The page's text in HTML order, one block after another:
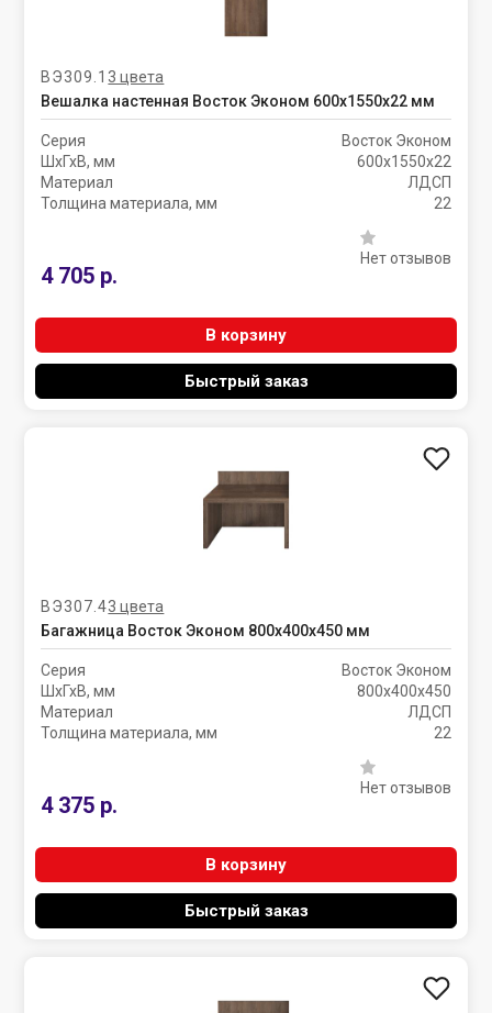
ВЭ309.1 3 цвета
Вешалка настенная Восток Эконом 600х1550х22 мм
Серия
Восток Эконом
ШхГхВ, мм
600х1550х22
Материал
ЛДСП
Толщина материала, мм
22
4 705 р.
Нет отзывов
В корзину
Быстрый заказ
ВЭ307.43 цвета
Багажница Восток Эконом 800х400х450 мм
Серия
Восток Эконом
ШхГхВ, мм
800х400х450
Материал
ЛДСП
Толщина материала, мм
22
4 375 р.
Нет отзывов
В корзину
Быстрый заказ